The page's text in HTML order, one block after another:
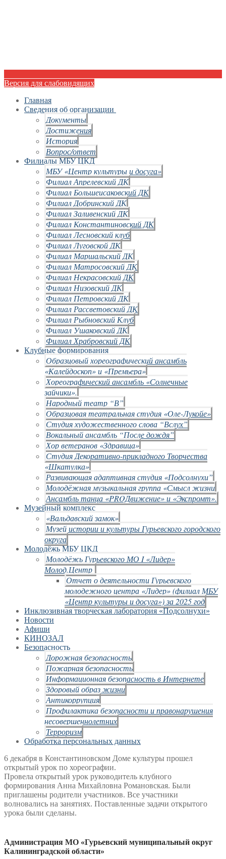
Версия для слабовидящих
Главная
Сведения об организации
Документы
Достижения
История
Вопрос/ответ
Филиалы МБУ ЦКД
МБУ «Центр культуры и досуга»
Филиал Апрелевский ДК
Филиал Большеисаковский ДК
Филиал Добринский ДК
Филиал Заливенский ДК
Филиал Константиновский ДК
Филиал Лесновский клуб
Филиал Луговской ДК
Филиал Маршальский ДК
Филиал Матросовский ДК
Филиал Некрасовский ДК
Филиал Низовский ДК
Филиал Петровский ДК
Филиал Рассветовский ДК
Филиал Рыбновский Клуб
Филиал Ушаковский ДК
Филиал Храбровский ДК
Клубные формирования
Образцовый хореографический ансамбль
«Калейдоскоп» и «Премьера»
Хореографический ансамбль «Солнечные
зайчики».
Народный театр “В”
Образцовая театральная студия «Оле-Лукойе»
Студия художественного слова “Вслух”
Вокальный ансамбль “После дождя”
Хор ветеранов «Здравица»
Студия Декоративно-прикладного Творчества
«Шкатулка»
Развивающая адаптивная студия «Подсолнухи”
Молодёжная музыкальная группа «Смысл жизни
Ансамбль танца «PROДвижение» и «Экспромт».
Музейный комплекс
«Вальдавский замок»
Музей истории и культуры Гурьевского городского
округа
Молодёжь МБУ ЦКД
Молодёжь Гурьевского МО I «Лидер»
Молод.Центр
Отчет о деятельности Гурьевского
молодежного центра «Лидер» (филиал МБУ
«Центр культуры и досуга») за 2025 год
Инклюзивная творческая лаборатория «Подсолнухи»
Новости
Афиши
КИНОЗАЛ
Безопасность
Дорожная безопасность
Пожарная безопасность
Информационная безопасность в Интернете
Здоровый образ жизни
Антикоррупция
Профилактика безопасности и правонарушения
несовершеннолетних
Терроризм
Обработка персональных данных
6 декабря в Константиновском Доме культуры прошел
открытый урок по хореографии.
Провела открытый урок руководитель клубного
формирования Анна Михайловна Романовская. Были
приглашены родители участников. Все участники
волновались на занятиях. Поставленные задачи открытого
урока были сделаны.
Администрация МО «Гурьевский муниципальный округ
Калининградской области»